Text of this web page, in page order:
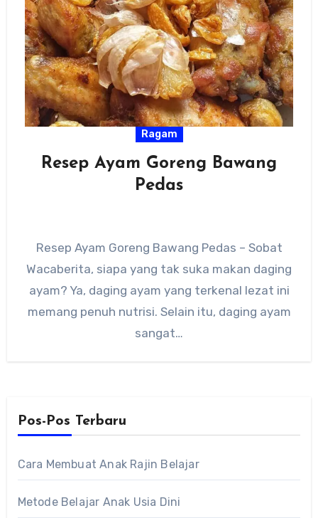
Ragam
Resep Ayam Goreng Bawang
Pedas
Resep Ayam Goreng Bawang Pedas – Sobat
Wacaberita, siapa yang tak suka makan daging
ayam? Ya, daging ayam yang terkenal lezat ini
memang penuh nutrisi. Selain itu, daging ayam
sangat…
Pos-Pos Terbaru
Cara Membuat Anak Rajin Belajar
Metode Belajar Anak Usia Dini